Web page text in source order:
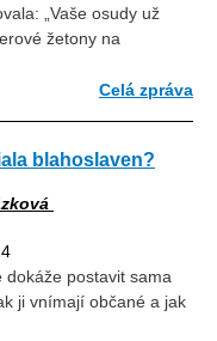
„Vaše osudy už
žetony na
Celá zpráva
blahoslaven?
postavit sama
ji vnímají občané a jak